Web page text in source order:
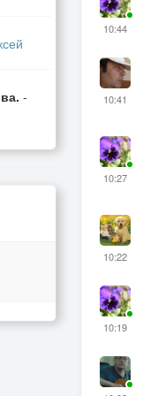
-
10:44
10:41
10:27
10:22
10:19